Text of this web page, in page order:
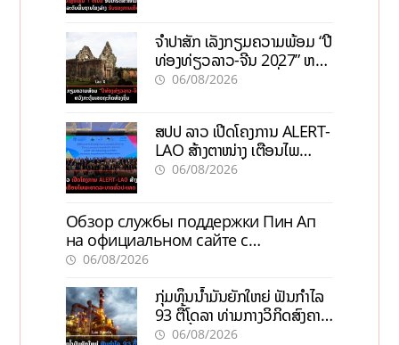
ຈຳປາສັກ ເລັ່ງກຽມຄວາມພ້ອມ “ປີ
ທ່ອງທ່ຽວລາວ-ຈີນ 2027” ຫວັງ
ກະຕຸ້ນເສດຖະກິດທ້ອງຖິ່ນ
06/08/2026
ສປປ ລາວ ເປີດໂຄງການ ALERT-
LAO ສ້າງຕາໜ່າງ ເຕືອນໄພ
ພະຍາດລະບາດທົ່ວປະເທດ
06/08/2026
Обзор службы поддержки Пин Ап
на официальном сайте с
актуальной информацией
06/08/2026
ກຸ່ມທຶນນ້ຳມັນຍັກໃຫຍ່ ຟັນກຳໄລ
93 ຕື້ໂດລາ ທ່າມກາງວິກິດສົງຄາມ
ລາຄານໍ້າມັນແພງ
06/08/2026